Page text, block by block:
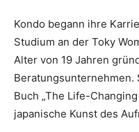
Kondo begann ihre
Studium an der Toky
Alter von 19 Jahren
Buch „The Life-
japanische Kunst des